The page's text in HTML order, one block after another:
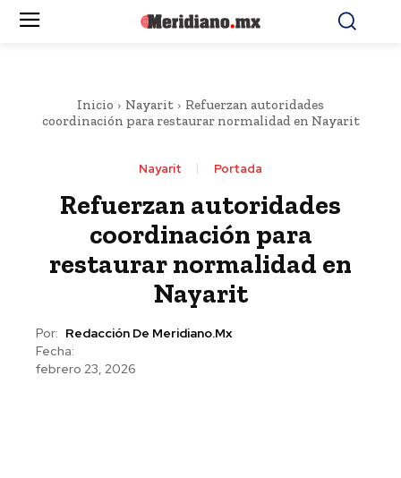
Inicio Nayarit
Refuerzan autoridades
coordinación para restaurar normalidad en Nayarit
Nayarit Portada
Refuerzan autoridades
coordinación para
restaurar normalidad en
Nayarit
Por: Redacción De Meridiano.mx
Fecha:
febrero 23, 2026